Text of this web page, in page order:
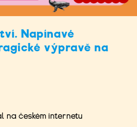
Napínavé
výpravě na
na českém internetu